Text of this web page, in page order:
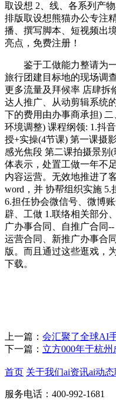
取设想 2、线、各系列产
排版取设想熊猫办公专注
播、撰写脚本、短视频出
亮点，免费注册！
鉴于工做能力整请为一
旅行团建目标地的现场调
更多流量及拜候率 店肆拆
达人推广、从动剪辑系统
下的费用由办事商承担)
环境调整) 课程纲领: 1.抖
授+实操(4节课) 第一课摄
感光焦段 第二课拍摄景别
体表示，处置工做一年不
内容运营。无效地推进了
word，并 协帮组织实施
6.担任协会微信号、微博
辟、工做 1.联络相关部分
广办事合同、自推广合同
运营合同、新推广办事合
版。而且通过这些逛戏，
下载。
上一篇： 会汇聚了全球AI
下一篇： 立方000年于杭州
首页 关于我们ai资讯ai动态
服务电话：400-992-1681